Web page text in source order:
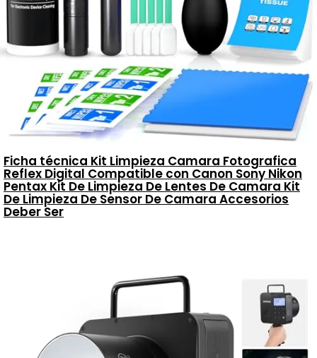
Ficha técnica Kit Limpieza Camara Fotografica
Reflex Digital Compatible con Canon Sony Nikon
Pentax Kit De Limpieza De Lentes De Camara Kit
De Limpieza De Sensor De Camara Accesorios
Deber Ser